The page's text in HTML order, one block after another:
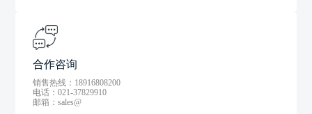
合作咨询
销售热线：18916808200
电话：021-37829910
邮箱：sales@